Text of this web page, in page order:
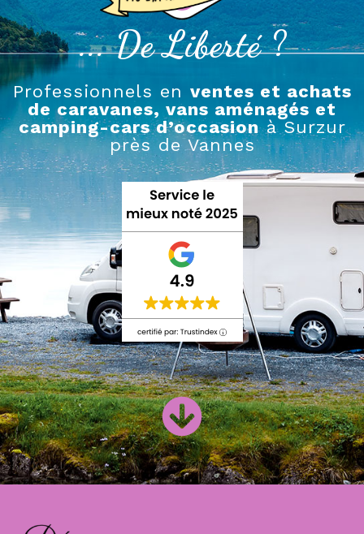
... De Liberté ?
Professionnels en ventes et achats
de caravanes, vans aménagés et
camping-cars d’occasionà Surzur
près de Vannes